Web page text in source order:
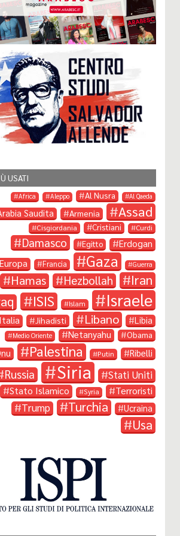
USATI
Africa Aleppo Al Nusra Al Qaeda
Saudita Armenia Assad
Cisgiordania Cristiani Curdi
Damasco Egitto
Erdogan
Europa
Francia Gaza Guerra
Hamas Hezbollah Iran
ISIS Islam Israele
Jihadisti Libano Libia
Medio Oriente Netanyahu Obama
Palestina Putin Ribelli
Russia Siria Stati Uniti
Stato Islamico Syria Terroristi
Trump Turchia Ucraina
Usa